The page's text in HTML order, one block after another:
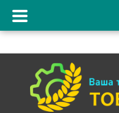
ЮНИОН"